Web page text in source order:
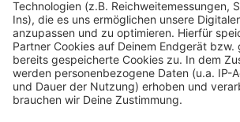
reingebracht habe. Man müsse
arbeiten, die Zeit effektiver nutzen als
spontane Abendsession bis tief in die
mehr wirklich drin.
Anzeige